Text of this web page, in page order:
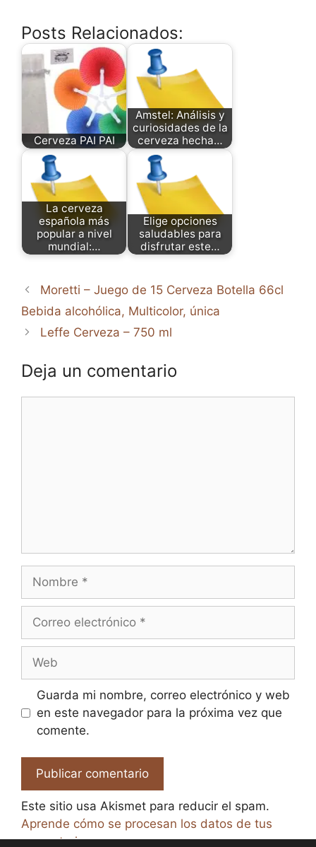
Posts Relacionados:
Cerveza PAI PAI
Amstel: Análisis y
curiosidades de la
cerveza hecha…
La cerveza
española más
popular a nivel
mundial:…
Elige opciones
saludables para
disfrutar este…
Moretti – Juego de 15 Cerveza Botella 66cl
Bebida alcohólica, Multicolor, única
Leffe Cerveza – 750 ml
Deja un comentario
electrónico
Guarda mi nombre, correo electrónico y web
en este navegador para la próxima vez que
comente.
Este sitio usa Akismet para reducir el spam.
Aprende cómo se procesan los datos de tus
comentarios.